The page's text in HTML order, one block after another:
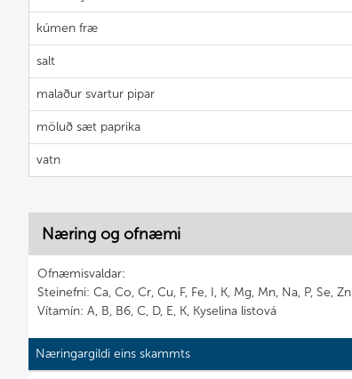
kúmen fræ
salt
malaður svartur pipar
möluð sæt paprika
vatn
Næring og ofnæmi
Ofnæmisvaldar:
Steinefni: Ca, Co, Cr, Cu, F, Fe, I, K, Mg, Mn, Na, P, Se, Zn
Vítamín: A, B, B6, C, D, E, K, Kyselina listová
Næringargildi eins skammts